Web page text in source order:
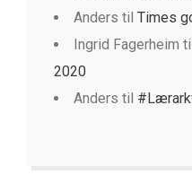
Anders til Times
Ingrid Fagerheim
2020
Anders til